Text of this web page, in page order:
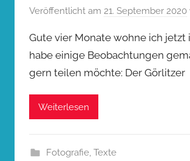
Veröffentlicht am 21. September 2020
Gute vier Monate wohne ich jetzt
habe einige Beobachtungen
gern teilen möchte: Der Görlitzer
Weiterlesen
Fotografie, Texte